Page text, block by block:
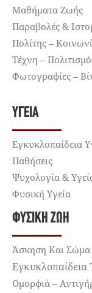
Μαθήματα Ζωής
Παραβολές &
Πολίτης –
Τέχνη –
Φωτογραφίες –
ΥΓΕΊΑ
Εγκυκλοπαίδεια
Παθήσεις
Ψυχολογία &
Φυσική Υγεία
ΦΥΣΙΚΉ ΖΩΉ
Άσκηση Και Σώμα
Ομορφιά –